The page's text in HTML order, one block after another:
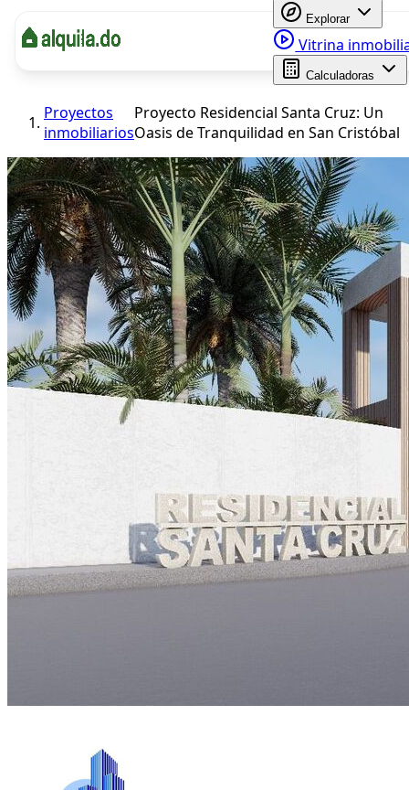
Explorar
Vitrina
Calculadoras
Proyectos
inmobiliarios
Proyecto Residencial Santa Cruz: Un
Oasis de Tranquilidad en San Cristóbal